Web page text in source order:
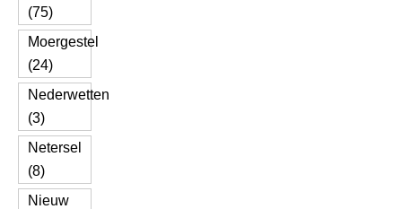
(75)
Moergestel
(24)
Nederwetten
(3)
Netersel
(8)
Nieuw